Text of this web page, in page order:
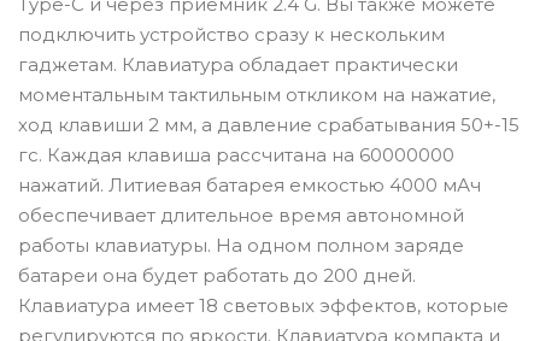
подключить устройство сразу к нескольким
гаджетам. Клавиатура обладает практически
моментальным тактильным откликом на нажатие,
ход клавиши 2 мм, а давление срабатывания 50+-15
гс. Каждая клавиша рассчитана на 60000000
нажатий. Литиевая батарея емкостью 4000 мАч
обеспечивает длительное время автономной
работы клавиатуры. На одном полном заряде
батареи она будет работать до 200 дней.
Клавиатура имеет 18 световых эффектов, которые
регулируются по яркости. Клавиатура компакта и